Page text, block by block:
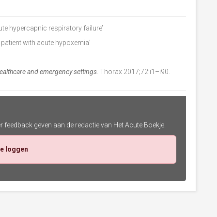
hypercapnic respiratory failure’
with acute hypoxemia’
and emergency settings . Thorax 2017;72:i1–i90.
geven aan de redactie van Het Acute Boekje.
loggen